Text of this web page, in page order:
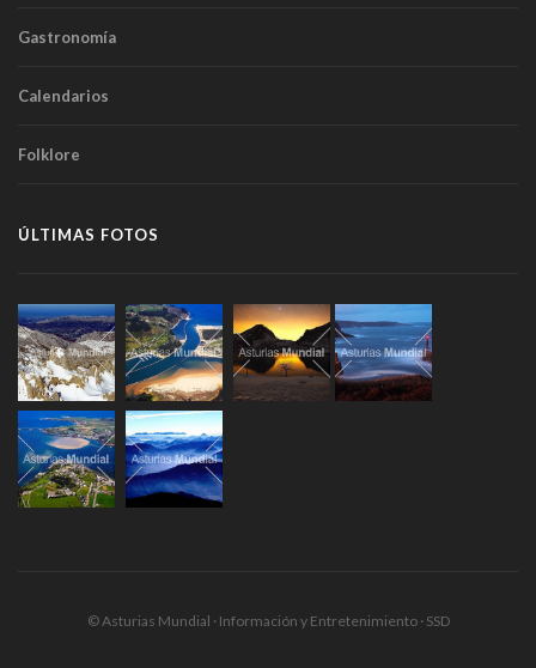
Gastronomía
Calendarios
Folklore
ÚLTIMAS FOTOS
© Asturias Mundial · Información y Entretenimiento · SSD